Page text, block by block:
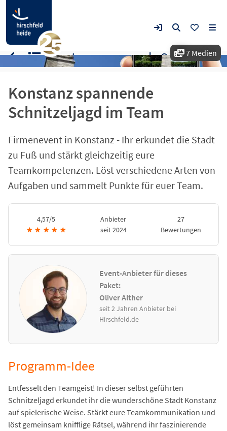
7 Medien
Konstanz spannende
Schnitzeljagd im Team
Firmenevent in Konstanz - Ihr erkundet die Stadt
zu Fuß und stärkt gleichzeitig eure
Teamkompetenzen. Löst verschiedene Arten von
Aufgaben und sammelt Punkte für euer Team.
4,57/5
★ ★ ★ ★ ★
Anbieter
seit 2024
27
Bewertungen
Event-Anbieter für dieses
Paket:
Oliver Alther
seit 2 Jahren Anbieter bei
Hirschfeld.de
Konstanz spannende Schnitzeljagd im Team
Programm-Idee
Entfesselt den Teamgeist! In dieser selbst geführten
Schnitzeljagd erkundet ihr die wunderschöne Stadt Konstanz
auf spielerische Weise. Stärkt eure Teamkommunikation und
löst gemeinsam knifflige Rätsel, während ihr faszinierende